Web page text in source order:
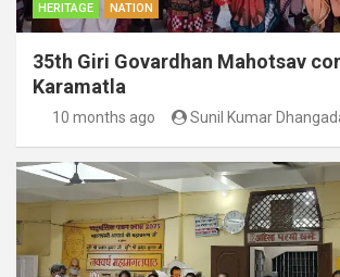
HERITAGE NATION
35th Giri Govardhan Mahotsav
Karamatla
10 months ago Sunil Kumar